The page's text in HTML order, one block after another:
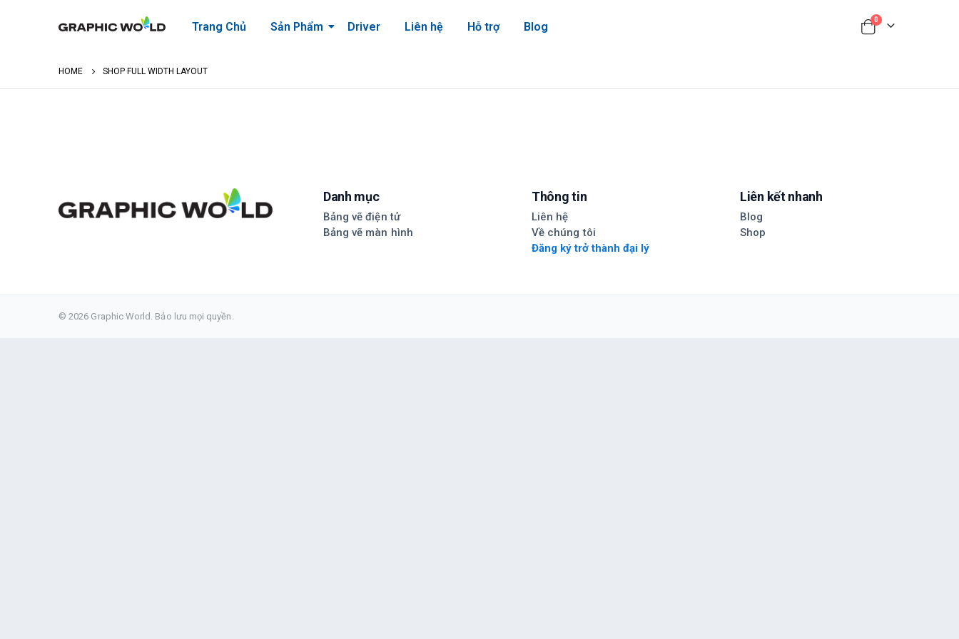
Trang Chủ Sản Phẩm Driver Liên hệ Hỗ trợ Blog
0
HOME SHOP FULL WIDTH LAYOUT
Danh mục
Bảng vẽ điện tử
Bảng vẽ màn hình
Thông tin
Liên hệ
Về chúng tôi
Đăng ký trở thành đại lý
Liên kết nhanh
Blog
Shop
© 2026 Graphic World. Bảo lưu mọi quyền.